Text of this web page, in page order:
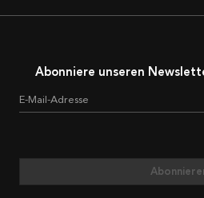
Abonniere unseren
E-Mail-Adresse